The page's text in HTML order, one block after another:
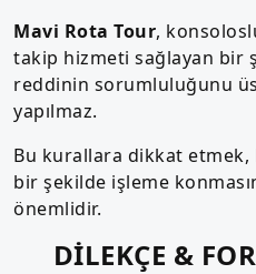
Mavi Rota Tour,
takip hizmeti sağlayan bir
reddinin sorumluluğunu
yapılmaz.
Bu kurallara dikkat
bir şekilde işleme
önemlidir.
DİLEKÇE &